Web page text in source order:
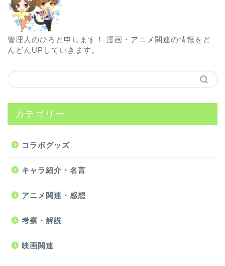
管理人のひろと申します！ 漫画・アニメ関連の情報をど
んどんUPしていきます。
カテゴリー
コラボグッズ
キャラ紹介・名言
アニメ関連・感想
考察・解説
映画関連